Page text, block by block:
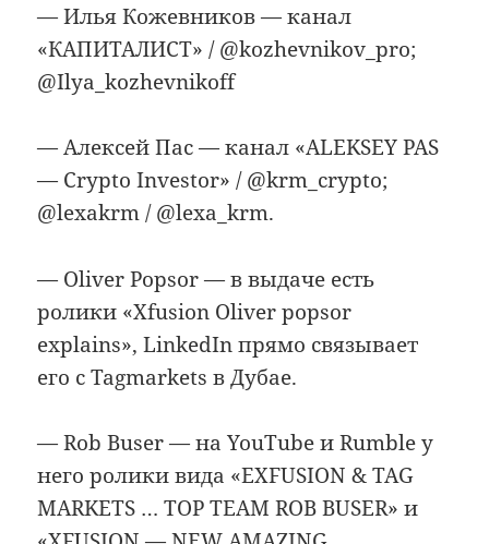
— Илья Кожевников — канал
«КАПИТАЛИСТ» / @kozhevnikov_pro;
@Ilya_kozhevnikoff
— Алексей Пас — канал «ALEKSEY PAS
— Crypto Investor» / @krm_crypto;
@lexakrm / @lexa_krm.
— Oliver Popsor — в выдаче есть
ролики «Xfusion Oliver popsor
explains», LinkedIn прямо связывает
его с Tagmarkets в Дубае.
— Rob Buser — на YouTube и Rumble у
него ролики вида «EXFUSION & TAG
MARKETS … TOP TEAM ROB BUSER» и